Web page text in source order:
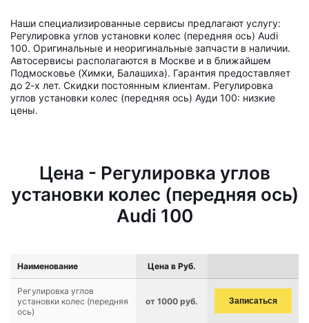
Наши специализированные сервисы предлагают услугу:
Регулировка углов установки колес (передняя ось) Audi
100. Оригинальные и неоригинальные запчасти в наличии.
Автосервисы располагаются в Москве и в ближайшем
Подмосковье (Химки, Балашиха). Гарантия предоставляет
до 2-х лет. Скидки постоянным клиентам. Регулировка
углов установки колес (передняя ось) Ауди 100: низкие
цены.
Цена - Регулировка углов
установки колес (передняя ось)
Audi 100
Наименование Цена в Руб.
Регулировка углов
установки колес (передняя
ось)
от 1000 руб. Записаться